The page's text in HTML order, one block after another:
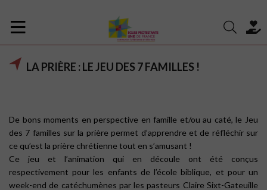
LA PRIÈRE : LE JEU DES 7 FAMILLES !
De bons moments en perspective en famille et/ou au caté, le Jeu
des 7 familles sur la prière permet d’apprendre et de réfléchir sur
ce qu’est la prière chrétienne tout en s’amusant !
Ce jeu et l’animation qui en découle ont été conçus
respectivement pour les enfants de l’école biblique, et pour un
week-end de catéchumènes par les pasteurs Claire Sixt-Gateuille